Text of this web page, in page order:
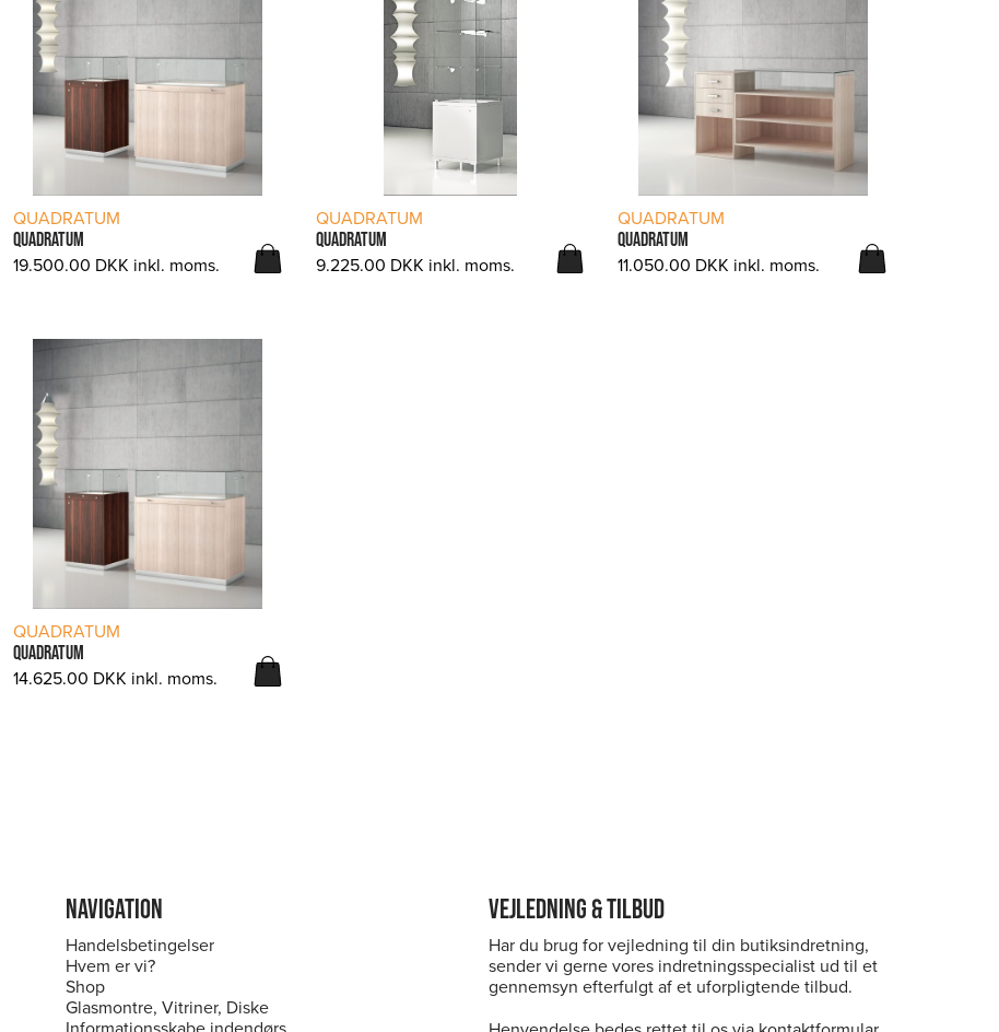
LÆS MERE
QUADRATUM
QUADRATUM
19.500.00 DKK inkl. moms.
LÆS MERE
QUADRATUM
QUADRATUM
9.225.00 DKK inkl. moms.
LÆS MERE
QUADRATUM
QUADRATUM
11.050.00 DKK inkl. moms.
LÆS MERE
QUADRATUM
QUADRATUM
14.625.00 DKK inkl. moms.
NAVIGATION
Handelsbetingelser
Hvem er vi?
Shop
Glasmontre, Vitriner, Diske
VEJLEDNING & TILBUD
Har du brug for vejledning til din butiksindretning,
sender vi gerne vores indretningsspecialist ud til et
gennemsyn efterfulgt af et uforpligtende tilbud.